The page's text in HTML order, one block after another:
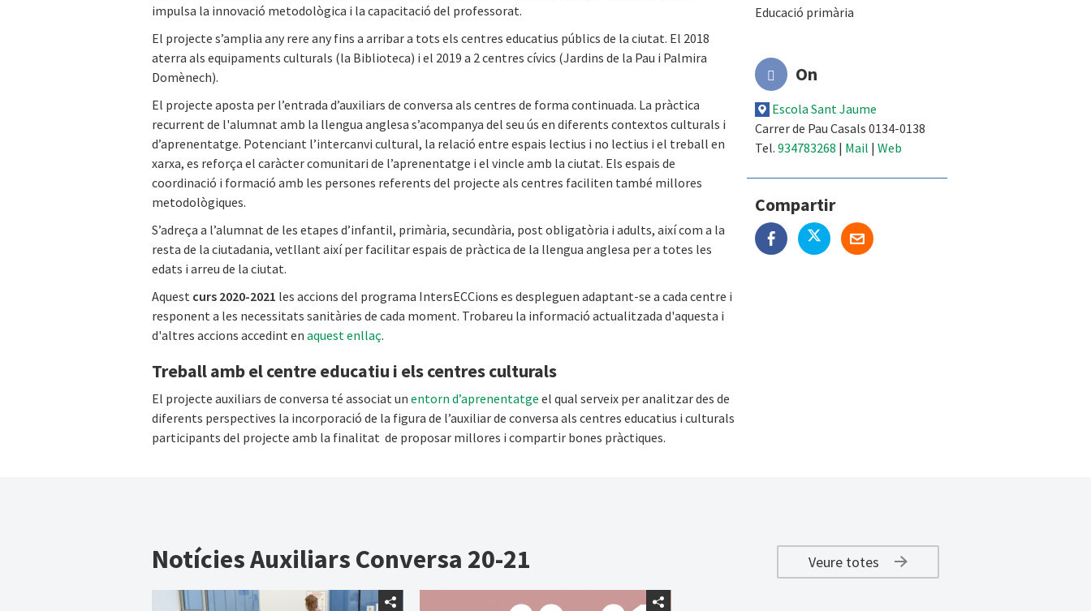
Educació primària
On
Escola Sant Jaume
Carrer de Pau Casals 0134-0138
Tel. 934783268 | Mail | Web
Compartir
impulsa la innovació metodològica i la capacitació del professorat.
El projecte s’amplia any rere any fins a arribar a tots els centres educatius públics de la ciutat. El 2018
aterra als equipaments culturals (la Biblioteca) i el 2019 a 2 centres cívics (Jardins de la Pau i Palmira
Domènech).
El projecte aposta per l’entrada d’auxiliars de conversa als centres de forma continuada. La pràctica
recurrent de l'alumnat amb la llengua anglesa s’acompanya del seu ús en diferents contextos culturals i
d’aprenentatge. Potenciant l’intercanvi cultural, la relació entre espais lectius i no lectius i el treball en
xarxa, es reforça el caràcter comunitari de l’aprenentatge i el vincle amb la ciutat. Els espais de
coordinació i formació amb les persones referents del projecte als centres faciliten també millores
metodològiques.
S’adreça a l’alumnat de les etapes d’infantil, primària, secundària, post obligatòria i adults, així com a la
resta de la ciutadania, vetllant així per facilitar espais de pràctica de la llengua anglesa per a totes les
edats i arreu de la ciutat.
Aquest curs 2020-2021 les accions del programa IntersECCions es despleguen adaptant-se a cada centre i
responent a les necessitats sanitàries de cada moment. Trobareu la informació actualitzada d'aquesta i
d'altres accions accedint en aquest enllaç.
Treball amb el centre educatiu i els centres culturals
El projecte auxiliars de conversa té associat un entorn d’aprenentatge el qual serveix per analitzar des de
diferents perspectives la incorporació de la figura de l’auxiliar de conversa als centres educatius i culturals
participants del projecte amb la finalitat de proposar millores i compartir bones pràctiques.
Notícies Auxiliars Conversa 20-21 Veure totes